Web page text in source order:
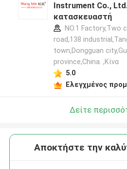
Instrument Co.,
κατασκευαστή
NO.1 Factory,Two
road,138
town,Dongguan
province,China. ,Κίνα
5.0
Ελεγχμένος
Δείτε
Αποκτήστε την